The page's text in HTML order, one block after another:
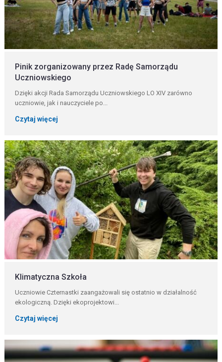
Pinik zorganizowany przez Radę Samorządu
Uczniowskiego
Dzięki akcji Rada Samorządu Uczniowskiego LO XIV zarówno
uczniowie, jak i nauczyciele po...
Czytaj więcej
Klimatyczna Szkoła
Uczniowie Czternastki zaangażowali się ostatnio w działalność
ekologiczną. Dzięki ekoprojektowi...
Czytaj więcej